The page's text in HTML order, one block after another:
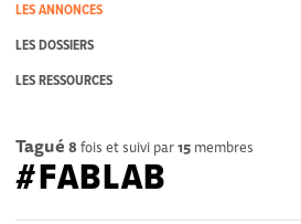
LES ANNONCES
LES DOSSIERS
LES RESSOURCES
Tagué 8 fois et suivi par15 membres
#FABLAB